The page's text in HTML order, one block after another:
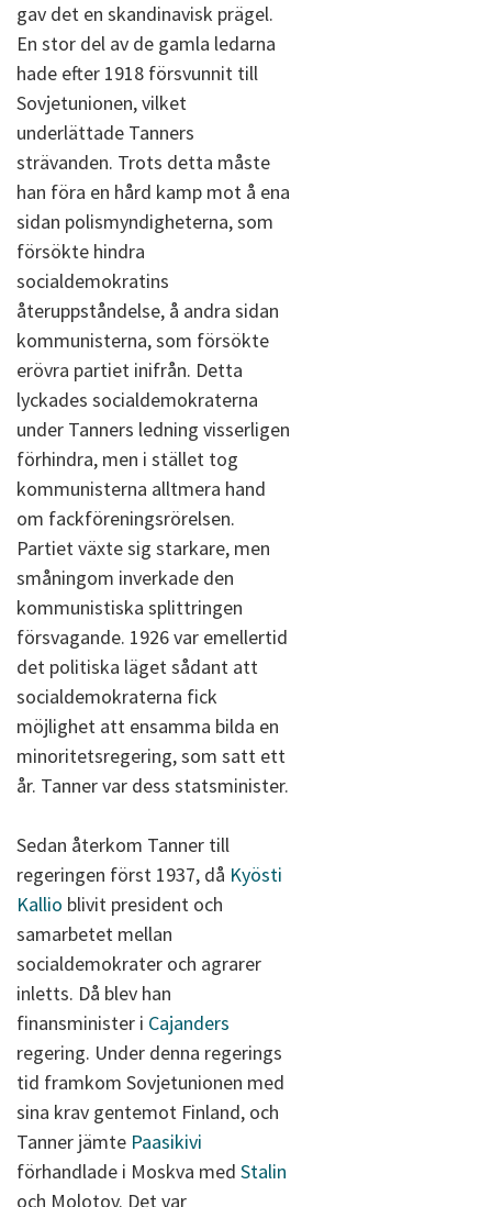
gav det en skandinavisk prägel.
En stor del av de gamla ledarna
hade efter 1918 försvunnit till
Sovjetunionen, vilket
underlättade Tanners
strävanden. Trots detta måste
han föra en hård kamp mot å ena
sidan polismyndigheterna, som
försökte hindra
socialdemokratins
återuppståndelse, å andra sidan
kommunisterna, som försökte
erövra partiet inifrån. Detta
lyckades socialdemokraterna
under Tanners ledning visserligen
förhindra, men i stället tog
kommunisterna alltmera hand
om fackföreningsrörelsen.
Partiet växte sig starkare, men
småningom inverkade den
kommunistiska splittringen
försvagande. 1926 var emellertid
det politiska läget sådant att
socialdemokraterna fick
möjlighet att ensamma bilda en
minoritetsregering, som satt ett
år. Tanner var dess statsminister.
Sedan återkom Tanner till
regeringen först 1937, då Kyösti
Kallio blivit president och
samarbetet mellan
socialdemokrater och agrarer
inletts. Då blev han
finansminister i Cajanders
regering. Under denna regerings
tid framkom Sovjetunionen med
sina krav gentemot Finland, och
Tanner jämte Paasikivi
förhandlade i Moskva med Stalin
och Molotov. Det var